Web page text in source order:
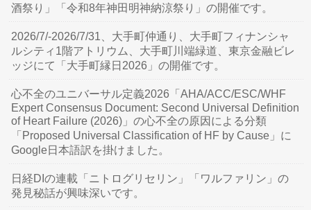
酒祭り」「令和8年神田明神納涼祭り」の開催です。
2026/7/-2026/7/31、大手町仲通り、大手町フィナンシャ
ルシティ1階アトリウム、大手町川端緑道、東京金融ビレ
ッジにて「大手町縁日2026」の開催です。
心不全のユニバーサル定義2026「AHA/ACC/ESC/WHF
Expert Consensus Document: Second Universal Definition
of Heart Failure (2026)」の心不全の原因による分類
「Proposed Universal Classification of HF by Cause」に
Google日本語訳を掛けました。
日経DIの連載「ニトログリセリン」「ワルファリン」の
発見秘話が興味深いです。